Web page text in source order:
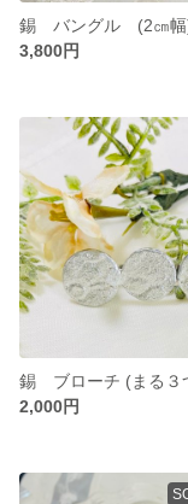
3,800円
錫 ブローチ (まる３
2,000円